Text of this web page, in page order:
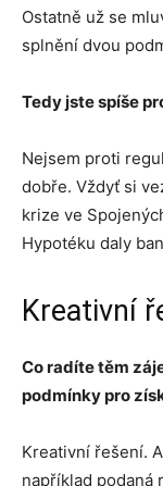
Ostatně už se
splnění dvou
Tedy jste spíše
Nejsem proti
dobře. Vždyť si
krize ve
Hypotéku daly
Kreativní
Co radíte těm
podmínky pro
Kreativní řešení.
například podaná